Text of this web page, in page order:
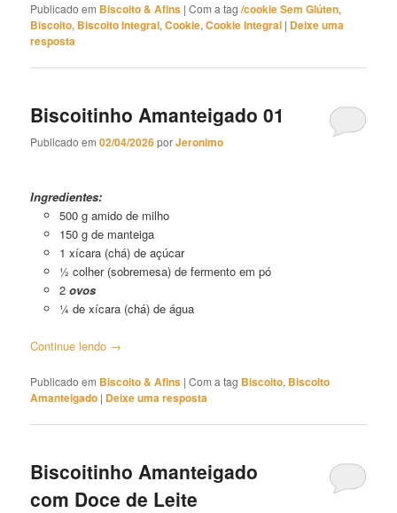
Publicado em Biscoito & Afins |Com a tag/cookie Sem Glúten,
Biscoito, Biscoito Integral,Cookie,Cookie Integral | Deixe uma
resposta
Biscoitinho Amanteigado 01
Publicado em02/04/2026porJeronimo
Ingredientes:
500 g amido de milho
150 g de manteiga
1 xícara (chá) de açúcar
½ colher (sobremesa) de fermento em pó
2 ovos
¼ de xícara (chá) de água
Continue lendo →
Publicado em Biscoito & Afins |Com a tag Biscoito, Biscoito
Amanteigado | Deixe uma resposta
Biscoitinho Amanteigado
com Doce de Leite